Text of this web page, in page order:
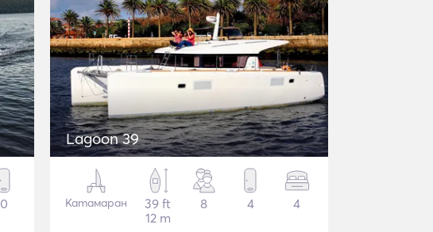
0
Lagoon 39
Катамаран
39 ft
12 m
8 4 4